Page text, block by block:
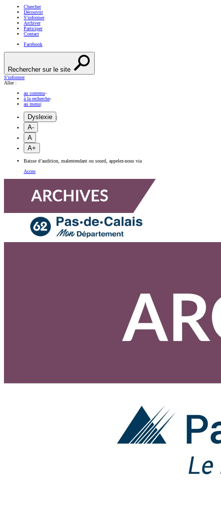
Chercher
Découvrir
S'informer
Archiver
Participer
Contact
Facebook
Rechercher sur le site
S'informer
Aller :
au contenu-
à la recherche-
au menu|
Dyslexie |
A-
A
A+
Baisse d’audition, malentendant ou sourd, appelez-nous via
Acceo